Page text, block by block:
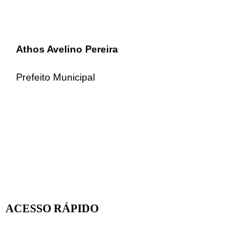
Athos Avelino Pereira
Prefeito Municipal
ACESSO RÁPIDO